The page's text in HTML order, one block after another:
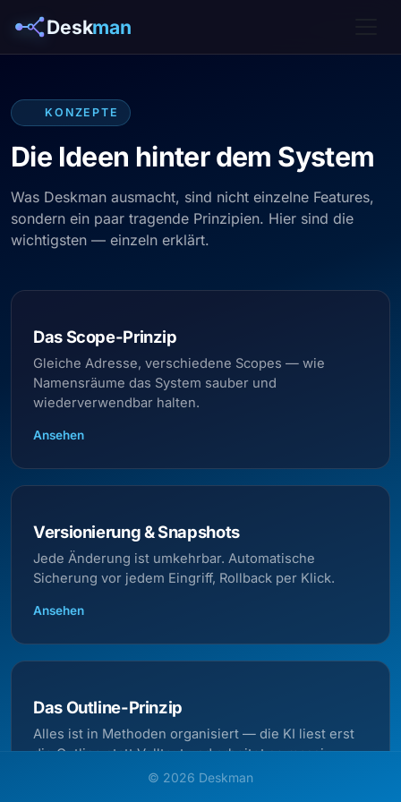
Deskman
KONZEPTE
Die Ideen hinter dem System
Was Deskman ausmacht, sind nicht einzelne Features,
sondern ein paar tragende Prinzipien. Hier sind die
wichtigsten — einzeln erklärt.
Das Scope-Prinzip
Gleiche Adresse, verschiedene Scopes — wie
Namensräume das System sauber und
wiederverwendbar halten.
Ansehen
Versionierung & Snapshots
Jede Änderung ist umkehrbar. Automatische
Sicherung vor jedem Eingriff, Rollback per Klick.
Ansehen
Das Outline-Prinzip
Alles ist in Methoden organisiert — die KI liest erst
die Outline statt Volltext und arbeitet so massiv
© 2026 Deskman